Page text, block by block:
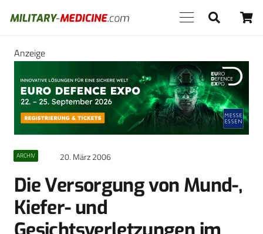
Anzeige
ARCHIV 20. März 2006
Die Versorgung von Mund-,
Kiefer- und